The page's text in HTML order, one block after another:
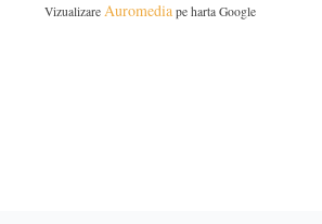
Vizualizare Auromediape harta Google